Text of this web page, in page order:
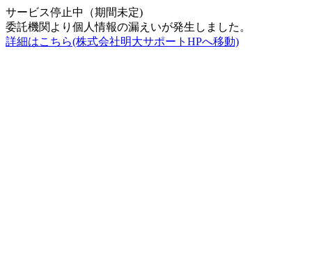
サービス停止中（期間未定)
委託機関より個人情報の漏えいが発生しました。
詳細はこちら(株式会社明大サポートHPへ移動)